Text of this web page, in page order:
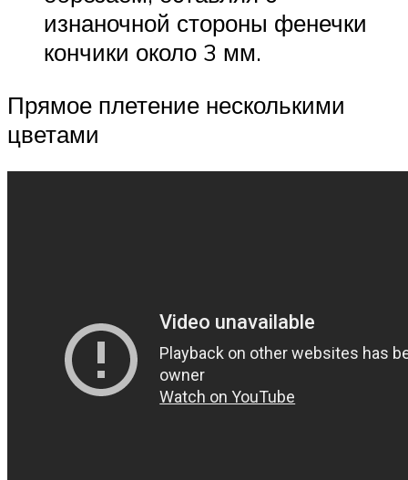
изнаночной стороны фенечки
кончики около 3 мм.
Прямое плетение несколькими
цветами